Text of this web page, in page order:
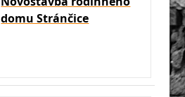
domu Stránčice